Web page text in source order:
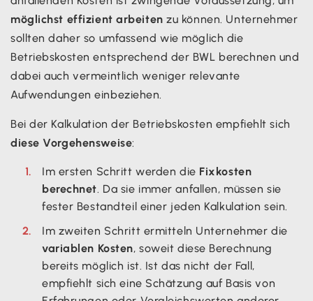
möglichst effizient arbeiten zu können. Unternehmer
sollten daher so umfassend wie möglich die
Betriebskosten entsprechend der BWL berechnen und
dabei auch vermeintlich weniger relevante
Aufwendungen einbeziehen.
Bei der Kalkulation der Betriebskosten empfiehlt sich
diese Vorgehensweise:
Im ersten Schritt werden die Fixkosten
berechnet. Da sie immer anfallen, müssen sie
fester Bestandteil einer jeden Kalkulation sein.
Im zweiten Schritt ermitteln Unternehmer die
variablen Kosten, soweit diese Berechnung
bereits möglich ist. Ist das nicht der Fall,
empfiehlt sich eine Schätzung auf Basis von